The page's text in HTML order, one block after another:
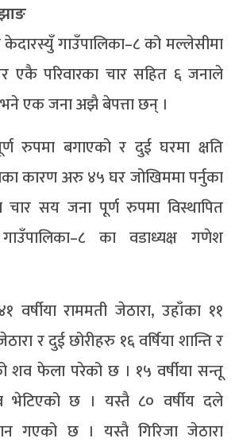
केदारस्युँ गाउँपालिका–८ को मल्लेसीमा
एकै परिवारका चार सहित ६ जनाले
एक जना अझै बेपत्ता छन् ।
रुपमा बगाएको र दुई घरमा क्षति
कारण अरु ४५ घर जोखिममा पर्नुका
सय जना पूर्ण रुपमा विस्थापित
का वडाध्यक्ष गणेश
वर्षीया राममती जेठारा, उहाँका ११
र दुई छोरीहरु १६ वर्षिया शान्ति र
शव फेला परेको छ । १५ वर्षीया सन्तू
भेटिएको छ । यस्तै ८० वर्षीय दले
गएको छ । यस्तै गिरिजा जेठारा